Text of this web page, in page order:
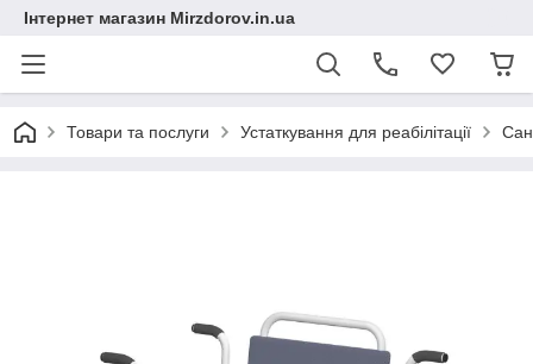
Інтернет магазин Mirzdorov.in.ua
Товари та послуги Устаткування для реабілітації